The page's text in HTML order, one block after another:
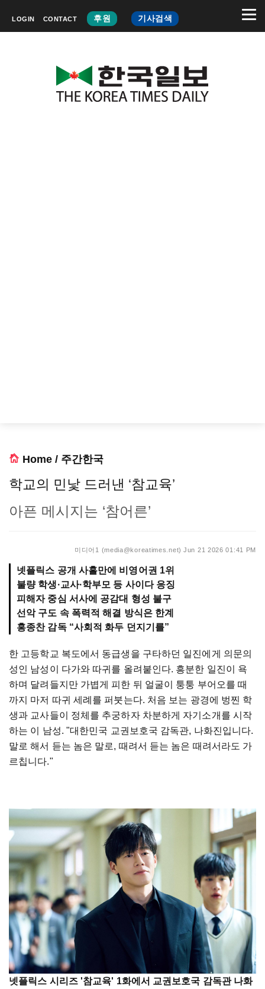
LOGIN CONTACT 후원 기사검색
Home / 주간한국
학교의 민낯 드러낸 ‘참교육’
아픈 메시지는 ‘참어른’
미디어1 (media@koreatimes.net) Jun 21 2026 01:41 PM
넷플릭스 공개 사흘만에 비영어권 1위
불량 학생·교사·학부모 등 사이다 응징
피해자 중심 서사에 공감대 형성 불구
선악 구도 속 폭력적 해결 방식은 한계
홍종찬 감독 “사회적 화두 던지기를”
한 고등학교 복도에서 동급생을 구타하던 일진에게 의문의
성인 남성이 다가와 따귀를 올려붙인다. 흥분한 일진이 욕
하며 달려들지만 가볍게 피한 뒤 얼굴이 퉁퉁 부어오를 때
까지 마저 따귀 세례를 퍼붓는다. 처음 보는 광경에 벙찐 학
생과 교사들이 정체를 추궁하자 차분하게 자기소개를 시작
하는 이 남성. "대한민국 교권보호국 감독관, 나화진입니다.
말로 해서 듣는 놈은 말로, 때려서 듣는 놈은 때려서라도 가
르칩니다."
넷플릭스 시리즈 '참교육' 1화에서 교권보호국 감독관 나화